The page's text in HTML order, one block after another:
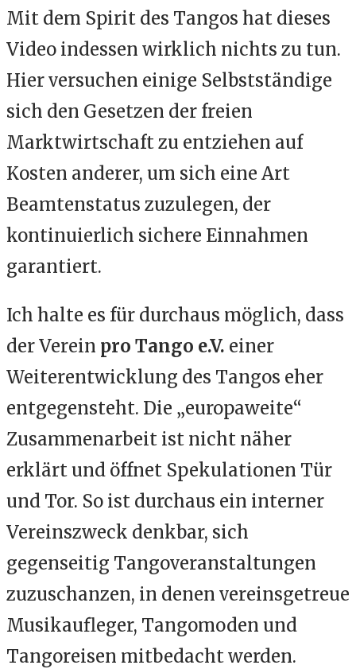
Mit dem Spirit des Tangos hat dieses
Video indessen wirklich nichts zu tun.
Hier versuchen einige Selbstständige
sich den Gesetzen der freien
Marktwirtschaft zu entziehen auf
Kosten anderer, um sich eine Art
Beamtenstatus zuzulegen, der
kontinuierlich sichere Einnahmen
garantiert.
Ich halte es für durchaus möglich, dass
der Verein pro Tango e.V. einer
Weiterentwicklung des Tangos eher
entgegensteht. Die „europaweite“
Zusammenarbeit ist nicht näher
erklärt und öffnet Spekulationen Tür
und Tor. So ist durchaus ein interner
Vereinszweck denkbar, sich
gegenseitig Tangoveranstaltungen
zuzuschanzen, in denen vereinsgetreue
Musikaufleger, Tangomoden und
Tangoreisen mitbedacht werden.